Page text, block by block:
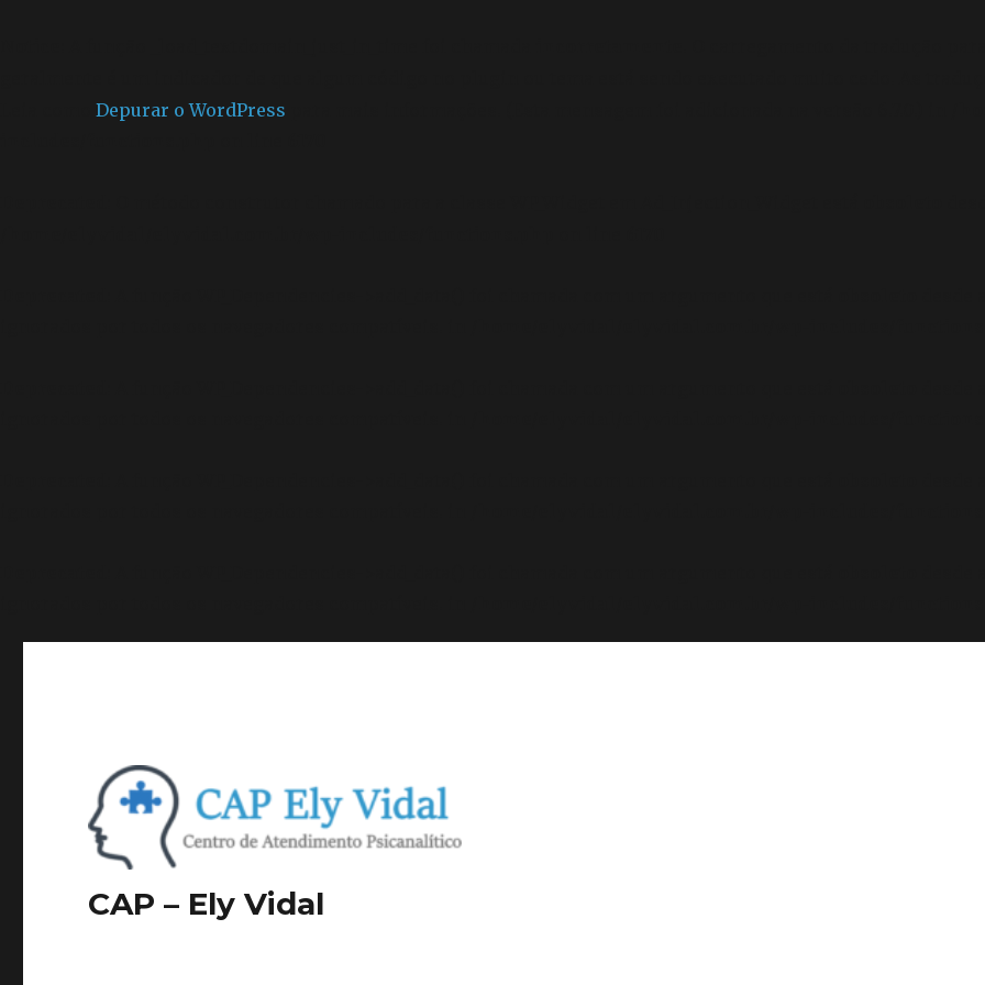
Depurar o WordPress
CAP – Ely Vidal